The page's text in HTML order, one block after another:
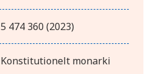
5 474 360 (2023)
Konstitutionelt monarki